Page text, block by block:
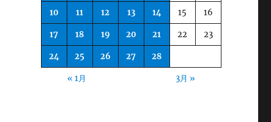
10 11 12 13 14 15 16
17 18 19 20 21 22 23
24 25 26 27 28
« 1月 3月 »